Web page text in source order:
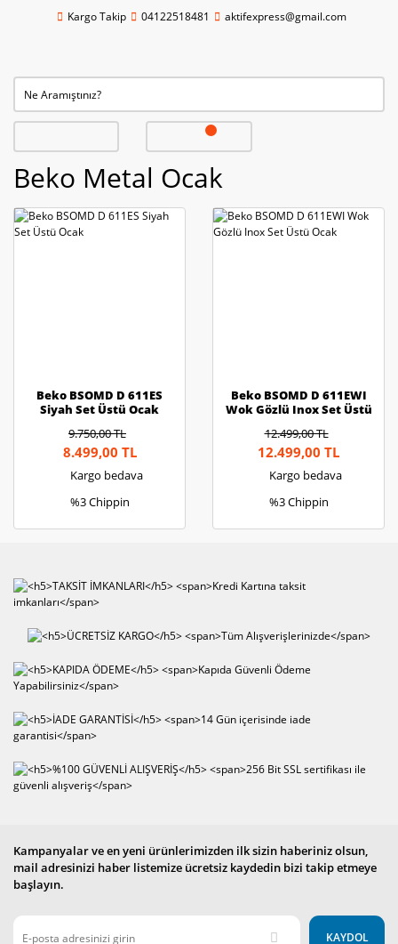
Kargo Takip 04122518481 aktifexpress@gmail.com
Beko Metal Ocak
Beko BSOMD D 611ES
Siyah Set Üstü Ocak
9.750,00 TL
8.499,00 TL
Kargo bedava
%3 Chippin
Beko BSOMD D 611EWI
Wok Gözlü Inox Set Üstü
12.499,00 TL
12.499,00 TL
Kargo bedava
%3 Chippin
Kampanyalar ve en yeni ürünlerimizden ilk sizin haberiniz olsun,
mail adresinizi haber listemize ücretsiz kaydedin bizi takip etmeye
başlayın.
KAYDOL